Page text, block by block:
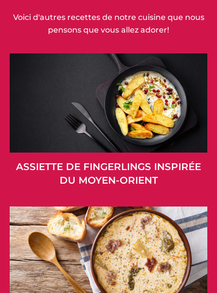
Voici d'autres recettes de notre cuisine que nous
pensons que vous allez adorer!
ASSIETTE DE FINGERLINGS INSPIRÉE
DU MOYEN-ORIENT